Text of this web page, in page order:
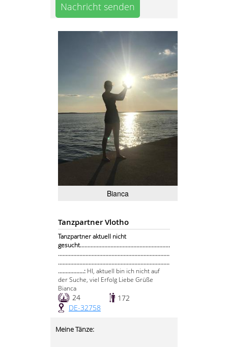
Nachricht senden
Bianca
Tanzpartner Vlotho
Tanzpartner aktuell nicht
gesucht...........................................................
.........................................................................
.........................................................................
.................: HI, aktuell bin ich nicht auf
der Suche, viel Erfolg Liebe Grüße
Bianca
24
172
DE-32758
Meine Tänze: